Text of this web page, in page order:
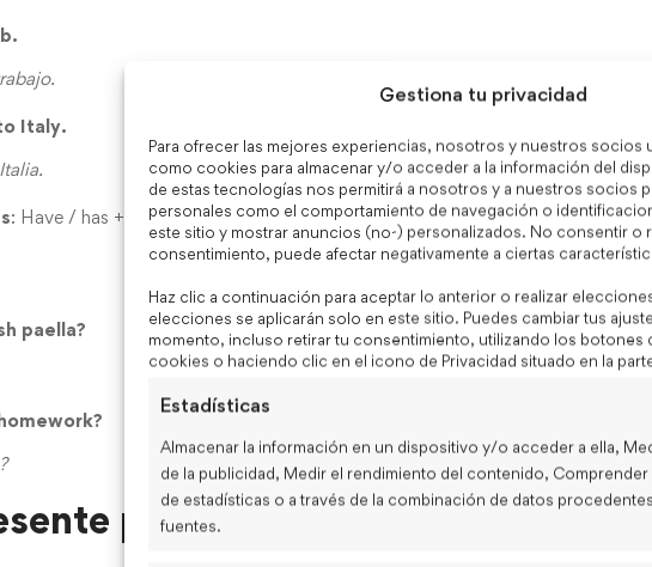
Gestiona tu privacidad
Para ofrecer las mejores experiencias, nosotros y nuestros socios
como cookies para almacenar y/o acceder a la información del
de estas tecnologías nos permitirá a nosotros y a nuestros socios
personales como el comportamiento de navegación o
este sitio y mostrar anuncios (no-) personalizados. No consentir o
consentimiento, puede afectar negativamente a ciertas
Haz clic a continuación para aceptar lo anterior o realizar
elecciones se aplicarán solo en este sitio. Puedes cambiar tus
momento, incluso retirar tu consentimiento, utilizando los botones
cookies o haciendo clic en el icono de Privacidad situado en la
Estadísticas
Almacenar la información en un dispositivo y/o acceder a ella,
de la publicidad, Medir el rendimiento del contenido, Comprender
de estadísticas o a través de la combinación de datos
fuentes.
Italy.
: Have / has + sujeto + verbo participio + complemento
paella?
perfecto